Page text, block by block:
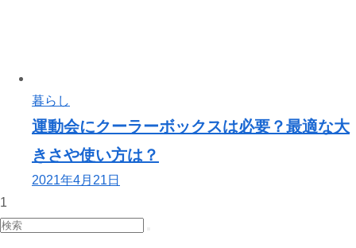
暮らし
運動会にクーラーボックスは必要？最適な大
きさや使い方は？
2021年4月21日
1